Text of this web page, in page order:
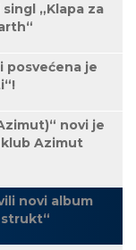
„Klapa za
posvećena je
novi je
Azimut
novi album